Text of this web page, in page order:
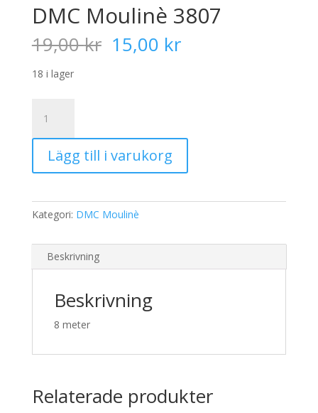
DMC Moulinè 3807
19,00kr Det
ursprungliga
15,00 krDet
18 i lager
Moulinè
3807
mängdLägg till i varukorg
Kategori: DMC Moulinè
Beskrivning
Beskrivning
8 meter
Relaterade produkter